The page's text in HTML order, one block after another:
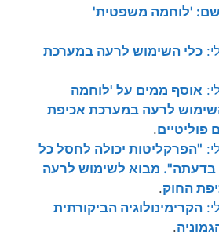
'לוחמה משפטית'
כלי השימוש לרעה במערכת
אוסף ממים על 'לוחמה
לרעה במערכת אכיפת
פוליטיים.
"הפרקליטות יכולה לחסל כל
מבוא לשימוש לרעה
החוק.
הקרימינולוגיה הביקורתית
.